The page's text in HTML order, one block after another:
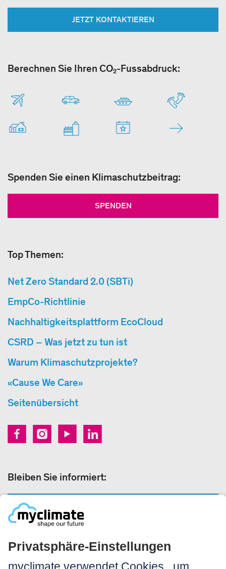
JETZT KONTAKTIEREN
Berechnen Sie Ihren CO₂-Fussabdruck:
Spenden Sie einen Klimaschutzbeitrag:
SPENDEN
Top Themen:
Net Zero Standard 2.0 (SBTi)
EmpCo-Richtlinie
Nachhaltigkeitsplattform EcoCloud
CSRD – Was jetzt zu tun ist
Warum Klimaschutzprojekte?
«Cause We Care»
Seitenübersicht
Bleiben Sie informiert:
Rechtliches: